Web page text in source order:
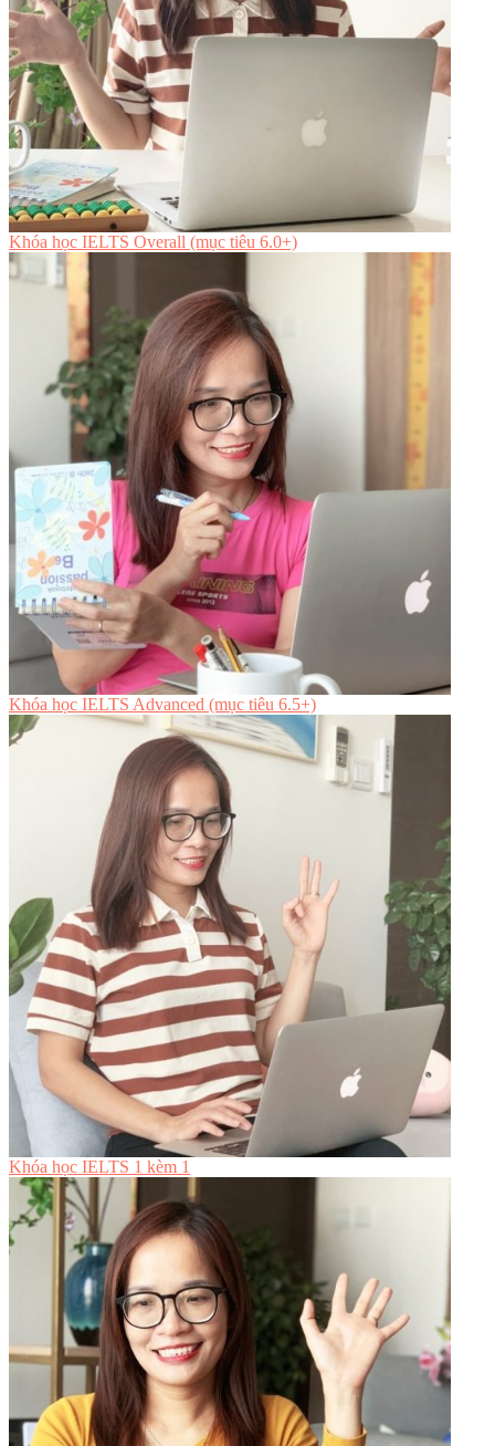
Khóa học IELTS Overall (mục tiêu 6.0+)
Khóa học IELTS Advanced (mục tiêu 6.5+)
Khóa học IELTS 1 kèm 1